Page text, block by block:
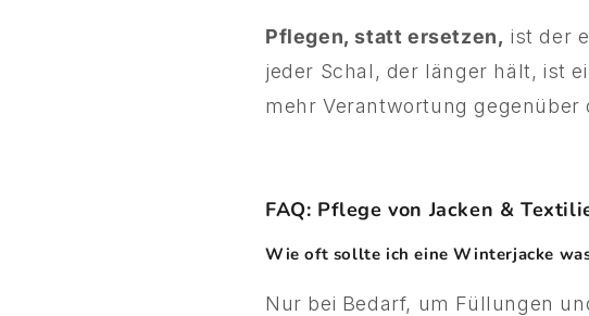
Pflegen, statt ersetzen, ist der
jeder Schal, der länger hält, ist
mehr Verantwortung gegenüber
FAQ: Pflege von Jacken &
Wie oft sollte ich eine Winterjacke
Nur bei Bedarf, um Füllungen